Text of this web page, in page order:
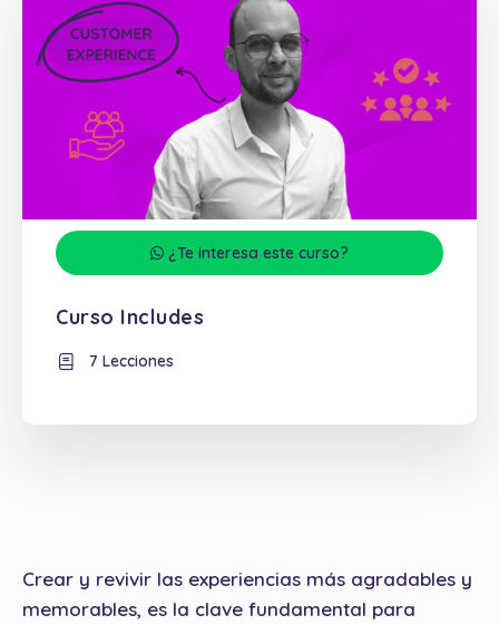
Crear y revivir las experiencias más agradables y
memorables, es la clave fundamental para
¿Te interesa este curso?
Curso Includes
7 Lecciones